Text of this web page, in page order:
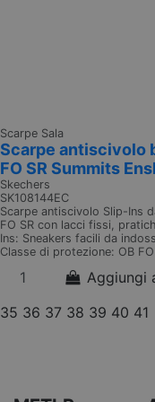
Scarpe Sala
Scarpe antiscivolo
FO SR Summits
Skechers
SK108144EC
Scarpe antiscivolo Slip-Ins
FO SR con lacci fissi,
Ins: Sneakers facili da
Classe di protezione: OB
Aggiungi
35 36 37 38 39 40 41